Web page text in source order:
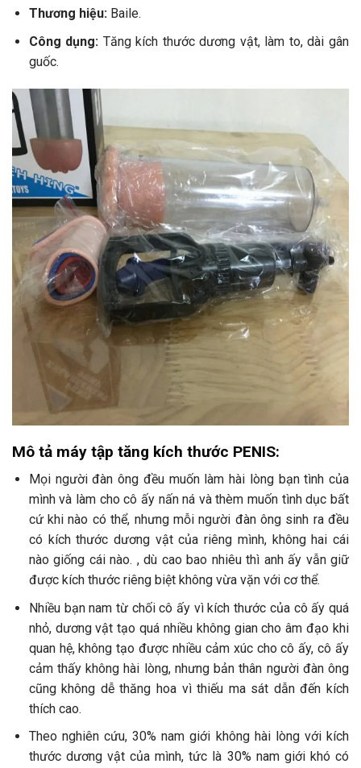
Thương hiệu:Baile.
Công dụng: Tăng kích thước dương vật, làm to, dài gân
guốc.
Mô tả máy tập tăng kích thước PENIS:
Mọi người đàn ông đều muốn làm hài lòng bạn tình của
mình và làm cho cô ấy nấn ná và thèm muốn tình dục bất
cứ khi nào có thể, nhưng mỗi người đàn ông sinh ra đều
có kích thước dương vật của riêng mình, không hai cái
nào giống cái nào. , dù cao bao nhiêu thì anh ấy vẫn giữ
được kích thước riêng biệt không vừa vặn với cơ thể.
Nhiều bạn nam từ chối cô ấy vì kích thước của cô ấy quá
nhỏ, dương vật tạo quá nhiều không gian cho âm đạo khi
quan hệ, không tạo được nhiều cảm xúc cho cô ấy, cô ấy
cảm thấy không hài lòng, nhưng bản thân người đàn ông
cũng không dễ thăng hoa vì thiếu ma sát dẫn đến kích
thích cao.
Theo nghiên cứu, 30% nam giới không hài lòng với kích
thước dương vật của mình, tức là 30% nam giới khó có